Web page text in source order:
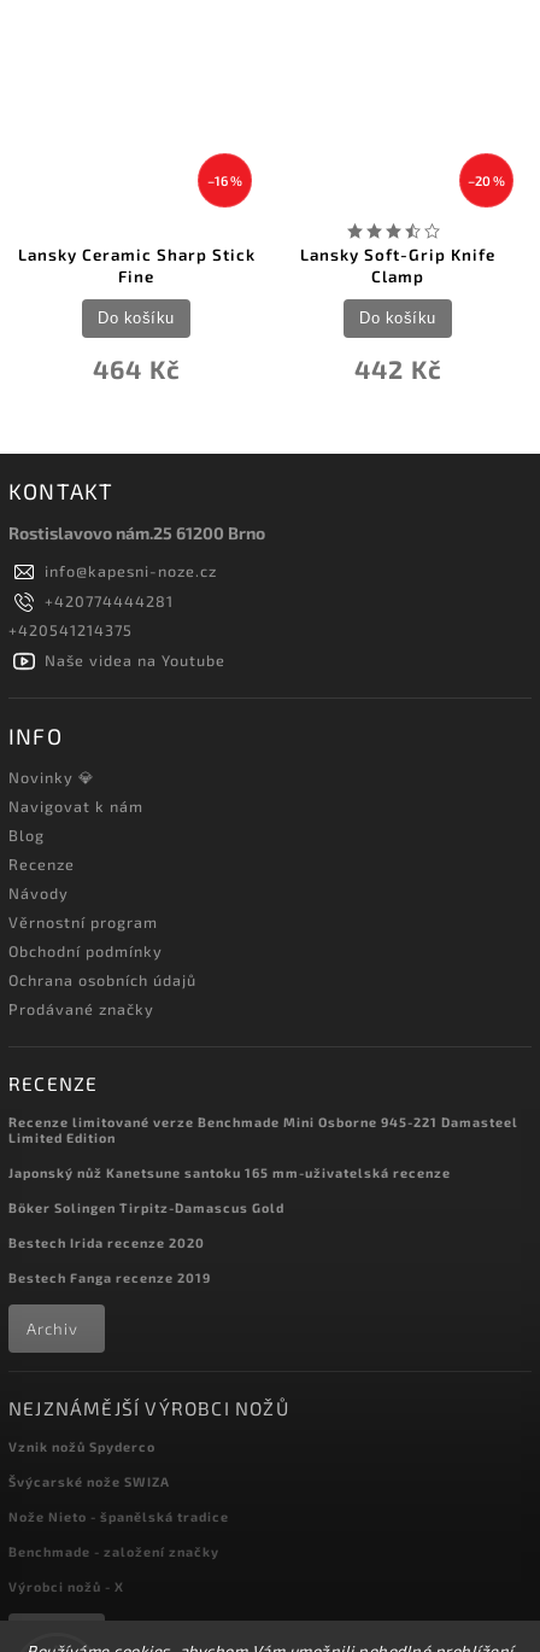
–16 %
Lansky Ceramic Sharp Stick
Fine
464 Kč
Do košíku
–20 %
Lansky Soft-Grip Knife
Clamp
442 Kč
Do košíku
KONTAKT
Rostislavovo nám.25 61200 Brno
info@kapesni-noze.cz
+420774444281
+420541214375
Naše videa na Youtube
INFO
Novinky 💎
Navigovat k nám
Blog
Recenze
Návody
Věrnostní program
Obchodní podmínky
Ochrana osobních údajů
Prodávané značky
RECENZE
Recenze limitované verze Benchmade Mini Osborne 945-221 Damasteel
Limited Edition
Japonský nůž Kanetsune santoku 165 mm-uživatelská recenze
Böker Solingen Tirpitz-Damascus Gold
Bestech Irida recenze 2020
Bestech Fanga recenze 2019
Archiv
NEJZNÁMĚJŠÍ VÝROBCI NOŽŮ
Vznik nožů Spyderco
Švýcarské nože SWIZA
Nože Nieto - španělská tradice
Benchmade - založení značky
Výrobci nožů - X